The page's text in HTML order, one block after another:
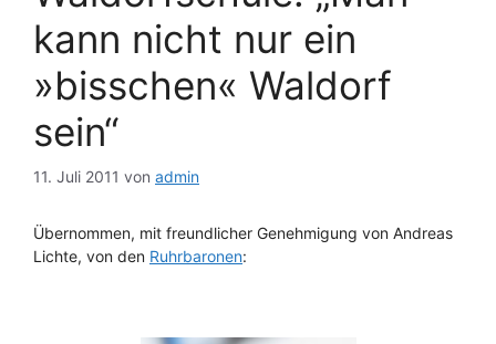
kann nicht nur ein
»bisschen« Waldorf
sein“
11. Juli 2011 von admin
Übernommen, mit freundlicher Genehmigung von Andreas
Lichte, von den Ruhrbaronen: